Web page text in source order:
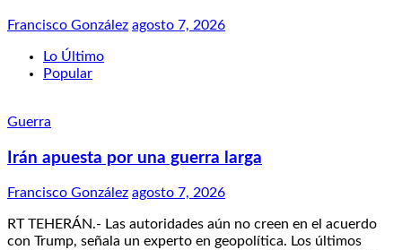
Francisco González agosto 7, 2026
Lo Último
Popular
Guerra
Irán apuesta por una guerra larga
Francisco González agosto 7, 2026
RT TEHERÁN.- Las autoridades aún no creen en el acuerdo
con Trump, señala un experto en geopolítica. Los últimos